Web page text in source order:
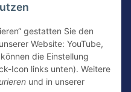
gestatten Sie den
Website: YouTube,
die Einstellung
Icon links unten). Weitere
und in unserer